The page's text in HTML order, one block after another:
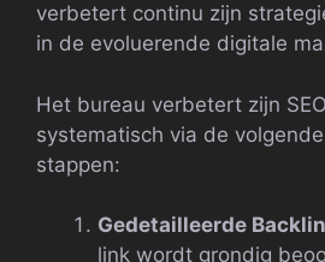
verbetert continu zijn
in de evoluerende digitale
Het bureau verbetert zijn
systematisch via de
stappen:
Gedetailleerde
link wordt grondig